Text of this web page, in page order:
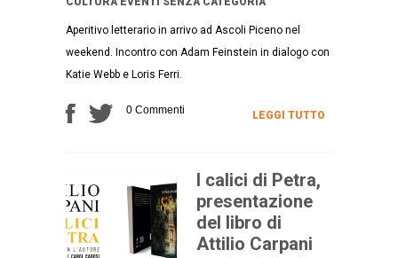
Aperitivo letterario in arrivo ad Ascoli Piceno nel
weekend. Incontro con Adam Feinstein in dialogo con
Katie Webb e Loris Ferri.
0 Commenti LEGGI TUTTO
I calici di Petra,
presentazione
del libro di
Attilio Carpani